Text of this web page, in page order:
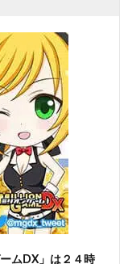
ムDX」は２４時